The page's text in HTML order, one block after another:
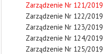
Zarządzenie Nr 121/2019
Zarządzenie Nr 122/2019
Zarządzenie Nr 123/2019
Zarządzenie Nr 124/2019
Zarządzenie Nr 125/2019